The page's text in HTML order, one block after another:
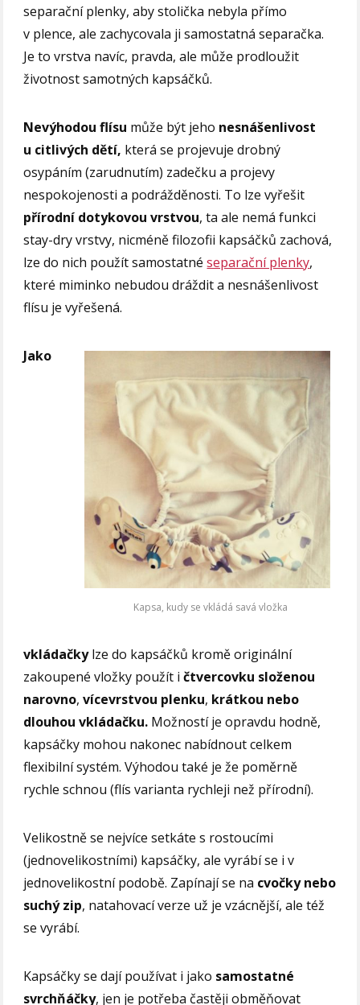
separační plenky, aby stolička nebyla přímo
v plence, ale zachycovala ji samostatná separačka.
Je to vrstva navíc, pravda, ale může prodloužit
životnost samotných kapsáčků.
Nevýhodou flísu může být jeho nesnášenlivost
u citlivých dětí, která se projevuje drobný
osypáním (zarudnutím) zadečku a projevy
nespokojenosti a podrážděnosti. To lze vyřešit
přírodní dotykovou vrstvou, ta ale nemá funkci
stay-dry vrstvy, nicméně filozofii kapsáčků zachová,
lze do nich použít samostatnéseparační plenky,
které miminko nebudou dráždit a nesnášenlivost
flísu je vyřešená.
Kapsa, kudy se vkládá savá vložka
Jako
vkládačkylze do kapsáčků kromě originální
zakoupené vložky použít ičtvercovku složenou
narovno,vícevrstvou plenku, krátkou nebo
dlouhou vkládačku. Možností je opravdu hodně,
kapsáčky mohou nakonec nabídnout celkem
flexibilní systém. Výhodou také je že poměrně
rychle schnou (flís varianta rychleji než přírodní).
Velikostně se nejvíce setkáte s rostoucími
(jednovelikostními) kapsáčky, ale vyrábí se i v
jednovelikostní podobě. Zapínají se na cvočky nebo
suchý zip, natahovací verze už je vzácnější, ale též
se vyrábí.
Kapsáčky se dají používat i jako samostatné
svrchňáčky, jen je potřeba častěji obměňovat